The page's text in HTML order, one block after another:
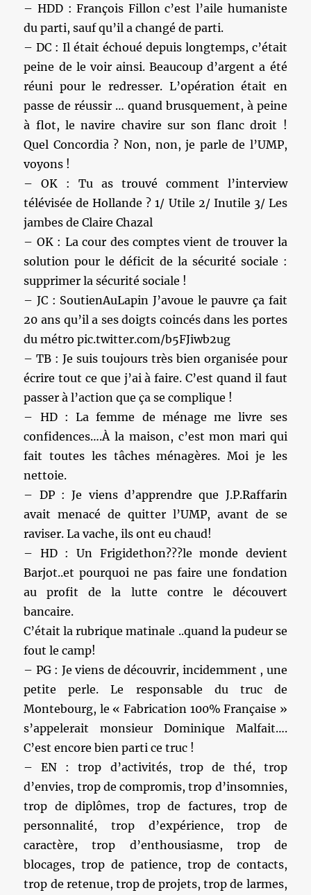
– HDD : François Fillon c’est l’aile humaniste
du parti, sauf qu’il a changé de parti.
– DC : Il était échoué depuis longtemps, c’était
peine de le voir ainsi. Beaucoup d’argent a été
réuni pour le redresser. L’opération était en
passe de réussir … quand brusquement, à peine
à flot, le navire chavire sur son flanc droit !
Quel Concordia ? Non, non, je parle de l’UMP,
voyons !
– OK : Tu as trouvé comment l’interview
télévisée de Hollande ? 1/ Utile 2/ Inutile 3/ Les
jambes de Claire Chazal
– OK : La cour des comptes vient de trouver la
solution pour le déficit de la sécurité sociale :
supprimer la sécurité sociale !
– JC : SoutienAuLapin J’avoue le pauvre ça fait
20 ans qu’il a ses doigts coincés dans les portes
du métro pic.twitter.com/b5FJiwb2ug
– TB : Je suis toujours très bien organisée pour
écrire tout ce que j’ai à faire. C’est quand il faut
passer à l’action que ça se complique !
– HD : La femme de ménage me livre ses
confidences….À la maison, c’est mon mari qui
fait toutes les tâches ménagères. Moi je les
nettoie.
– DP : Je viens d’apprendre que J.P.Raffarin
avait menacé de quitter l’UMP, avant de se
raviser. La vache, ils ont eu chaud!
– HD : Un Frigidethon???le monde devient
Barjot..et pourquoi ne pas faire une fondation
au profit de la lutte contre le découvert
bancaire.
C’était la rubrique matinale ..quand la pudeur se
fout le camp!
– PG : Je viens de découvrir, incidemment , une
petite perle. Le responsable du truc de
Montebourg, le « Fabrication 100% Française »
s’appelerait monsieur Dominique Malfait….
C’est encore bien parti ce truc !
– EN : trop d’activités, trop de thé, trop
d’envies, trop de compromis, trop d’insomnies,
trop de diplômes, trop de factures, trop de
personnalité, trop d’expérience, trop de
caractère, trop d’enthousiasme, trop de
blocages, trop de patience, trop de contacts,
trop de retenue, trop de projets, trop de larmes,